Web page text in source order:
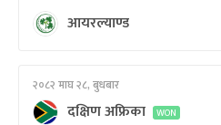
आयरल्याण्ड
२०८२ माघ २८, बुधबार
दक्षिण अफ्रिका WON